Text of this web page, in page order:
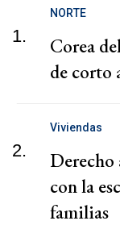
1.
NORTE
Corea
de corto
2.
Viviendas
Derecho
con la
familias